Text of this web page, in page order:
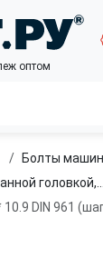
оптом
болты
полная резьба, мелкий шаг